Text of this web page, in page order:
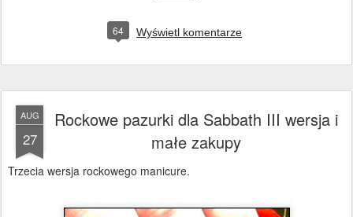
64 Wyświetl komentarze
AUG
27
Rockowe pazurki dla Sabbath III wersja i
małe zakupy
Trzecia wersja rockowego manicure.